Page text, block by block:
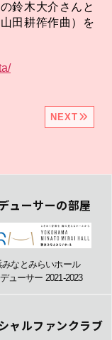
鈴木大介さんと
田耕筰作曲）を
NEXT
ューサーの部屋
みなとみらいホール
ューサー 2021-2023
ャルファンクラブ